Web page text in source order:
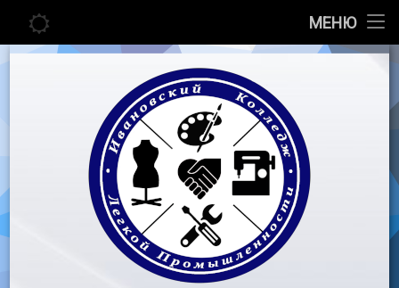
МЕНЮ
Главная
Педагогу
Воспитательная работа
Перейти